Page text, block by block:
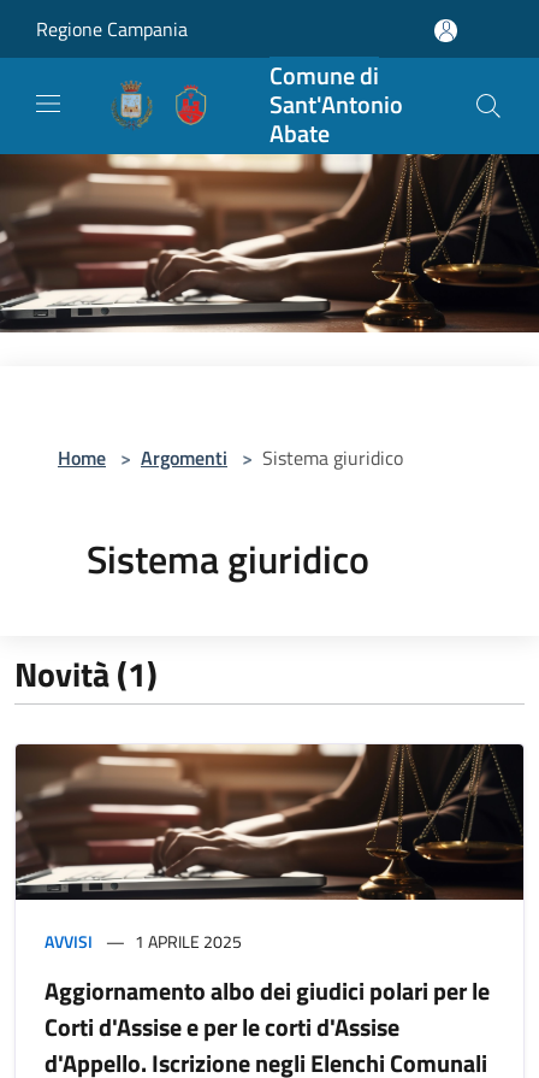
Regione Campania
Comune di
Sant'Antonio
Abate
Home > Argomenti > Sistema giuridico
Sistema giuridico
Novità (1)
AVVISI 1 APRILE 2025
Aggiornamento albo dei giudici polari per le
Corti d'Assise e per le corti d'Assise
d'Appello. Iscrizione negli Elenchi Comunali